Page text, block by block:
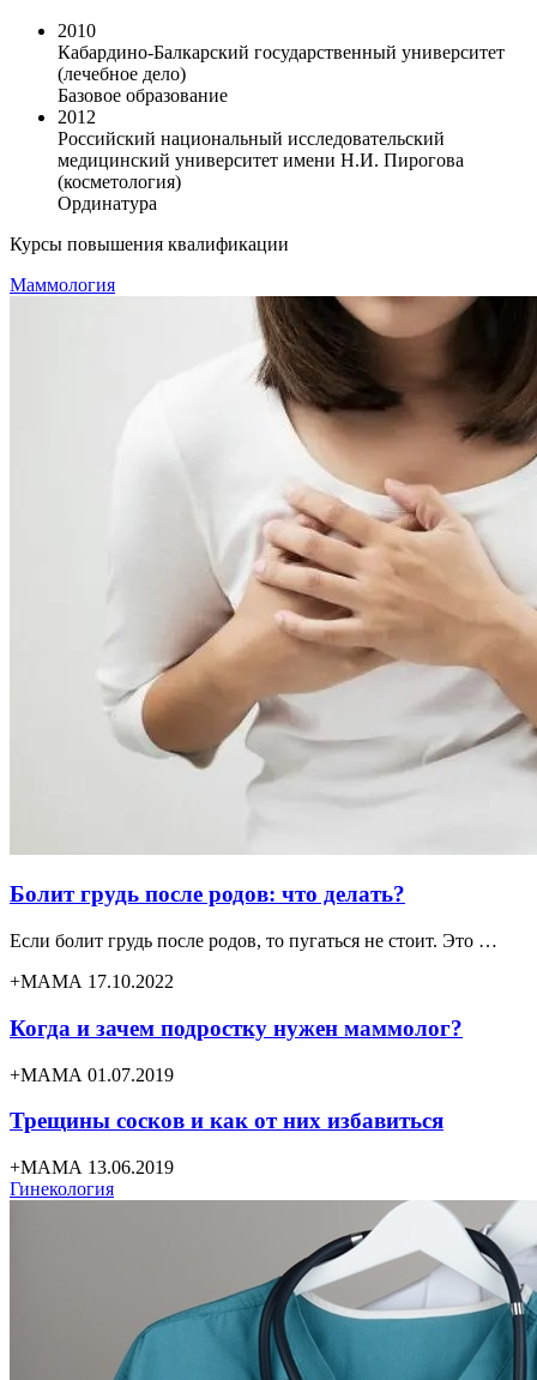
2010
Кабардино-Балкарский государственный университет
(лечебное дело)
Базовое образование
2012
Российский национальный исследовательский
медицинский университет имени Н.И. Пирогова
(косметология)
Ординатура
Курсы повышения квалификации
Маммология
Болит грудь после родов: что делать?
Если болит грудь после родов, то пугаться не стоит. Это …
+МАМА 17.10.2022
Когда и зачем подростку нужен маммолог?
+МАМА 01.07.2019
Трещины сосков и как от них избавиться
+МАМА 13.06.2019
Гинекология